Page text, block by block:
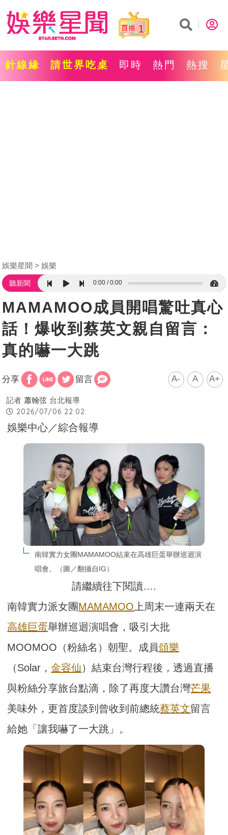
1
針線緣 請世界吃桌 即時 熱門 熱搜
娛樂星聞 娛樂
聽新聞 0:00 0:00
MAMAMOO成員開唱驚吐真心
話！爆收到蔡英文親自留言：
真的嚇一大跳
分享 留言 A- A A+
記者 蕭翰弦 台北報導
2026/07/06 22:02
娛樂中心／綜合報導
南韓實力女團MAMAMOO結束在高雄巨蛋舉辦巡迴演
唱會。（圖／翻攝自IG）
請繼續往下閱讀….
南韓實力派女團MAMAMOO 上周末一連兩天在
高雄巨蛋舉辦巡迴演唱會，吸引大批
MOOMOO（粉絲名）朝聖。成員頌樂
（Solar，金容仙）結束台灣行程後，透過直播
與粉絲分享旅台點滴，除了再度大讚台灣芒果
美味外，更首度談到曾收到前總統蔡英文留言
給她「讓我嚇了一大跳」。